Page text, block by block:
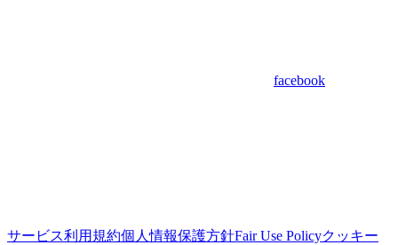
facebook
サービス利用規約個人情報保護方針Fair Use Policyクッキー